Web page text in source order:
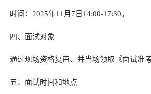
时间：2025年11月7日14:00-17:30。
四、面试对象
通过现场资格复审、并当场领取《面试准
五、面试时间和地点